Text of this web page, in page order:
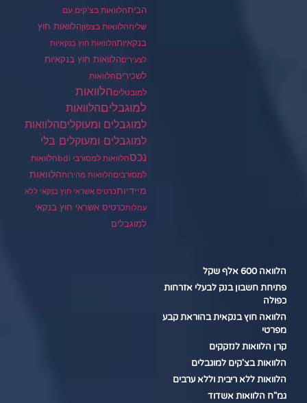
הביתהלוואות בצ'קים עם
שליחהלוואות בצפוןהלוואות חוץ
בנקאיותהלוואות חוץ בנקאיות
לצעיריםהלוואות חוץ בנקאיות
לשכיריםהלוואות
למובטליםהלוואות
למוגבליםהלוואות
למוגבלים ומעוקליםהלוואות
למוגבלים ומעוקלים בלי
נכסהלוואות למסורבי bdi
הלוואות
למסורביםהלוואות מהירותהלוואות
מיידיותכרטיס אשראי חוץ בנקאי ללא
עמלותכרטיס אשראי חוץ בנקאי
למוגבלים
הלוואה 600 אלף שקל
פתיחת חשבון בנק לבעלי אזרחות
כפולה
הלוואה חוץ בנקאית בהוראת קבע
מפרטי
קרן הלוואות לנזקקים
הלוואות בצ'קים למוגבלים
הלוואות ללא ריבית וללא ערבים
גמ"ח הלוואות אשדוד